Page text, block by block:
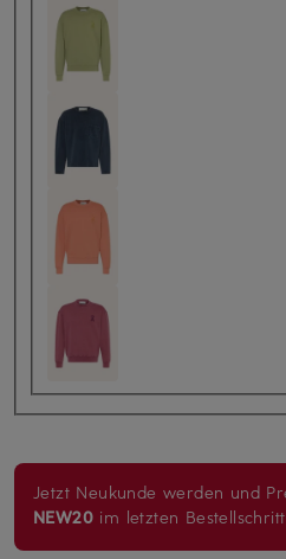
Jetzt Neukunde werden und
NEW20 im letzten